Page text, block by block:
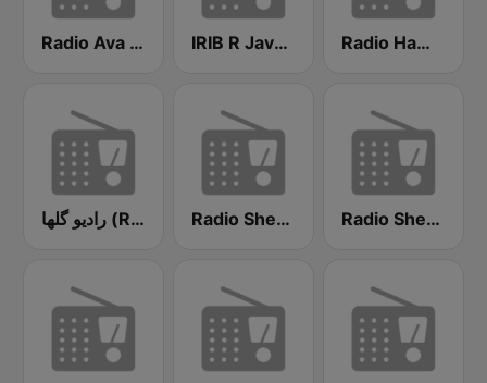
Radio Ava رادیو آوا IRIB R Javan راديو جوان Radio Hamrah
رادیو گلها (Radio Golha) Radio Shemroon - رادیو شمرون Radio Shemroon